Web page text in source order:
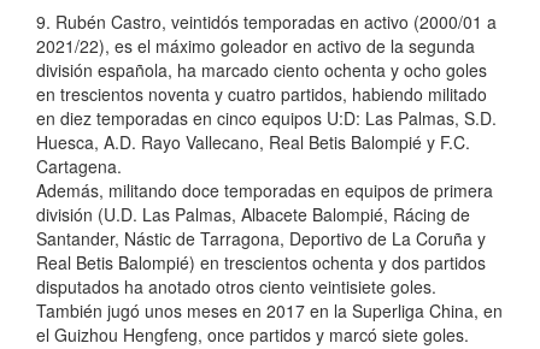
9. Rubén Castro, veintidós temporadas en activo (2000/01 a
2021/22), es el máximo goleador en activo de la segunda
división española, ha marcado ciento ochenta y ocho goles
en trescientos noventa y cuatro partidos, habiendo militado
en diez temporadas en cinco equipos U:D: Las Palmas, S.D.
Huesca, A.D. Rayo Vallecano, Real Betis Balompié y F.C.
Cartagena.
Además, militando doce temporadas en equipos de primera
división (U.D. Las Palmas, Albacete Balompié, Rácing de
Santander, Nástic de Tarragona, Deportivo de La Coruña y
Real Betis Balompié) en trescientos ochenta y dos partidos
disputados ha anotado otros ciento veintisiete goles.
También jugó unos meses en 2017 en la Superliga China, en
el Guizhou Hengfeng, once partidos y marcó siete goles.